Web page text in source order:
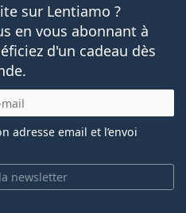
sur Lentiamo ?
en vous abonnant à
d'un cadeau dès
newsletter
adresse email et l’envoi